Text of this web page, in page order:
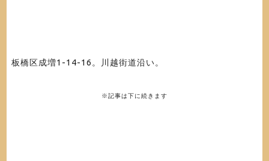
板橋区成増1-14-16。川越街道沿い。
※記事は下に続きます